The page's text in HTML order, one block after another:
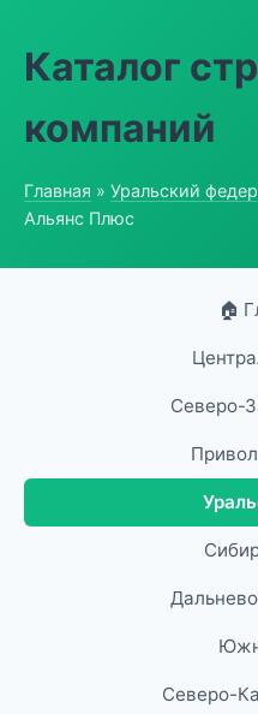
Каталог
компаний
Главная » Уральский
Альянс Плюс
🏠
Северо-
Северо-